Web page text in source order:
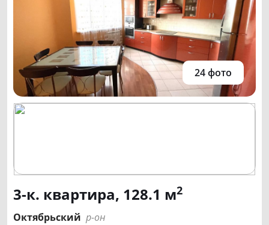
24 фото
3-к. квартира, 128.1 м2
Октябрьский р-он